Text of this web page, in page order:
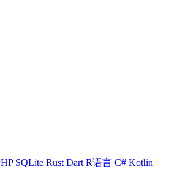
SQLite Rust Dart R语言 C# Kotlin